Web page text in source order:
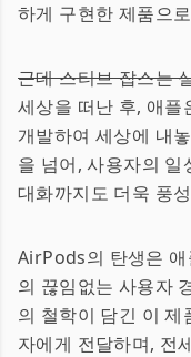
하게 구현한 제품으
근데 스티브 잡스는
세상을 떠난 후, 애
개발하여 세상에 내
을 넘어, 사용자의
대화까지도 더욱 풍
AirPods의 탄생은 애
의 끊임없는 사용자
의 철학이 담긴 이
자에게 전달하며, 전